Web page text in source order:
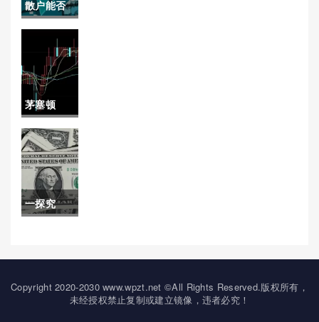
散户能否
买原油基
金(散户能
否买原油
基金呢)
茅塞顿
开！浙商
期货(引领
中国期货
市场的创
一探究
期权是什
么意思(为
Copyright 2020-2030 www.wpzt.net ©All Rights Reserved.版权所有，
未经授权禁止复制或建立镜像，违者必究！